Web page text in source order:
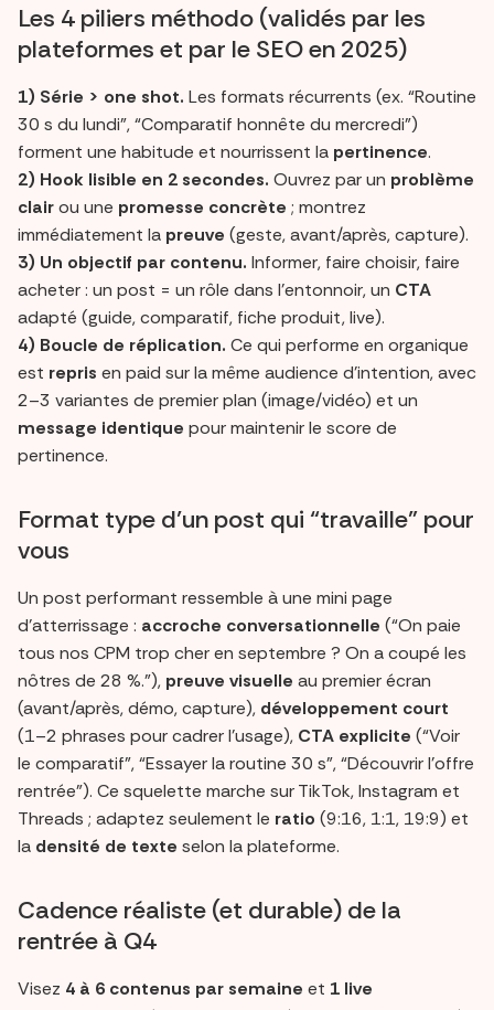
Les 4 piliers méthodo (validés par les
plateformes et par le SEO en 2025)
1) Série > one shot. Les formats récurrents (ex. “Routine
30 s du lundi”, “Comparatif honnête du mercredi”)
forment une habitude et nourrissent la pertinence.
2) Hook lisible en 2 secondes. Ouvrez par un problème
clairou une promesse concrète ; montrez
immédiatement la preuve (geste, avant/après, capture).
3) Un objectif par contenu. Informer, faire choisir, faire
acheter : un post = un rôle dans l’entonnoir, un CTA
adapté (guide, comparatif, fiche produit, live).
4) Boucle de réplication. Ce qui performe en organique
est repris en paid sur la même audience d’intention, avec
2–3 variantes de premier plan (image/vidéo) et un
message identique pour maintenir le score de
pertinence.
Format type d’un post qui “travaille” pour
vous
Un post performant ressemble à une mini page
d’atterrissage : accroche conversationnelle (“On paie
tous nos CPM trop cher en septembre ? On a coupé les
nôtres de 28 %.”), preuve visuelle au premier écran
(avant/après, démo, capture), développement court
(1–2 phrases pour cadrer l’usage), CTA explicite (“Voir
le comparatif”, “Essayer la routine 30 s”, “Découvrir l’offre
rentrée”). Ce squelette marche sur TikTok, Instagram et
Threads ; adaptez seulement le ratio (9:16, 1:1, 19:9) et
la densité de texte selon la plateforme.
Cadence réaliste (et durable) de la
rentrée à Q4
Visez 4 à 6 contenus par semaine et 1 live